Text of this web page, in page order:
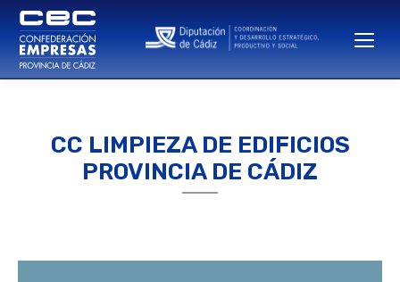
CC LIMPIEZA DE EDIFICIOS
PROVINCIA DE CÁDIZ